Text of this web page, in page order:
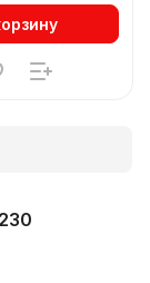
230